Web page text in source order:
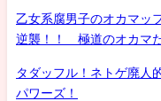
乙女系腐男子のオカマッ
逆襲！！ 極道のオカマ
タダッフル！ネトゲ廃人
パワーズ！